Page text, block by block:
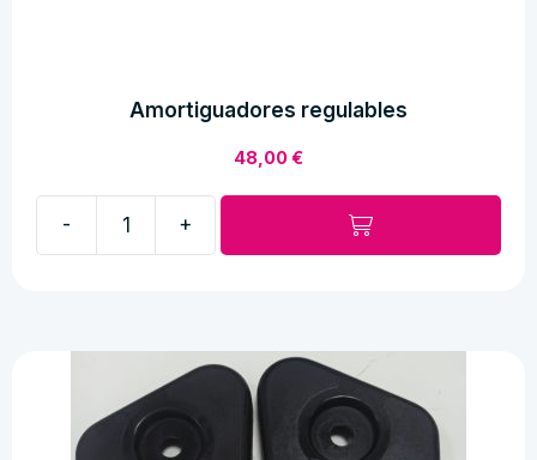
Amortiguadores regulables
48,00€
-
Amortiguadores
+